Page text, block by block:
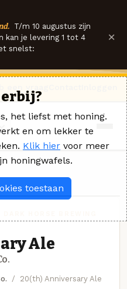
T/m 10 augustus zijn
kan je levering 1 tot 4
snelst:
×
Ale
20(th) Anniversary Ale
het liefst met honing.
en om lekker te
Klik hier voor meer
honingwafels.
toestaan